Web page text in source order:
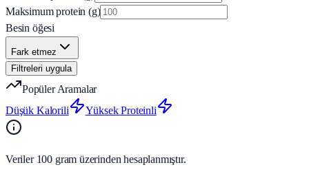
Maksimum protein (g)
Besin öğesi
Fark etmez
Filtreleri uygula
Popüler Aramalar
Düşük Kalorili
Yüksek Proteinli
Veriler 100 gram üzerinden hesaplanmıştır.